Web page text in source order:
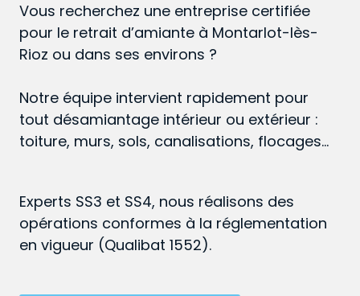
Vous recherchez une entreprise certifiée
pour le retrait d’amiante à Montarlot-lès-
Rioz ou dans ses environs ?
Notre équipe intervient rapidement pour
tout désamiantage intérieur ou extérieur :
toiture, murs, sols, canalisations, flocages…
Experts SS3 et SS4, nous réalisons des
opérations conformes à la réglementation
en vigueur (Qualibat 1552).